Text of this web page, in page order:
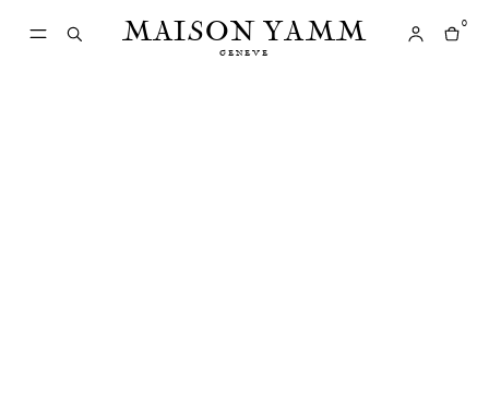
MAISON YAMM
GENEVE
0